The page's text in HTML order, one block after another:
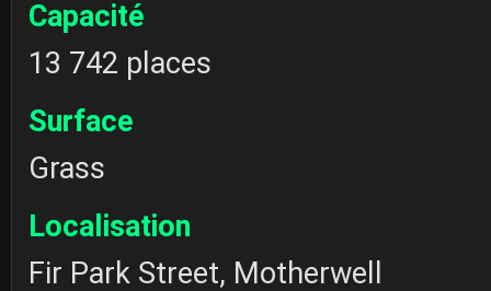
Capacité
13 742 places
Surface
Grass
Localisation
Fir Park Street, Motherwell